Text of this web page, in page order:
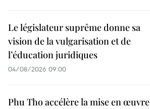
Le législateur suprême donne sa
vision de la vulgarisation et de
l’éducation juridiques
04/08/2026 09:00
Phu Tho accélère la mise en œuvre